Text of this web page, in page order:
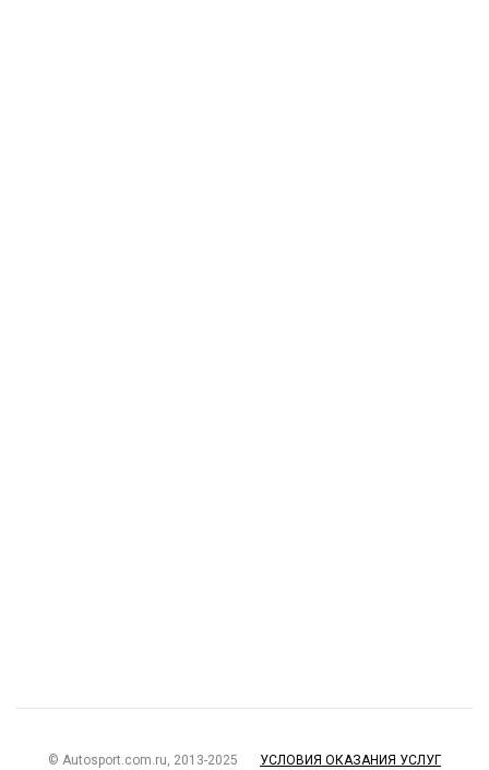
© Autosport.com.ru, 2013-2025 УСЛОВИЯ ОКАЗАНИЯ УСЛУГ